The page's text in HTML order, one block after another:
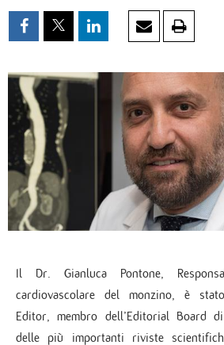
Il Dr. Gianluca Pontone,
cardiovascolare del monzino, è
Editor, membro dell’Editorial Board di
delle più importanti riviste